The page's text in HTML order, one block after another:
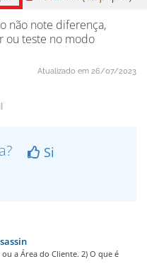
não note diferença,
ou teste no modo
Atualizado em 26/07/2023
Si
a Área do Cliente. 2) O que é